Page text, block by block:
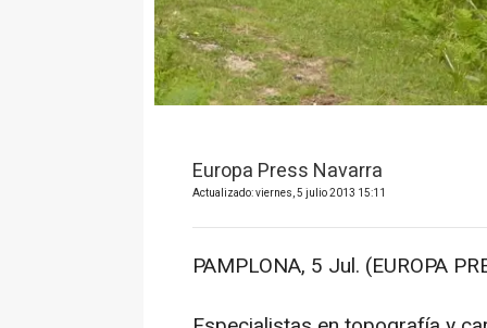
Europa Press Navarra
Actualizado: viernes, 5 julio 2013 15:11
PAMPLONA, 5 Jul. (EUROPA